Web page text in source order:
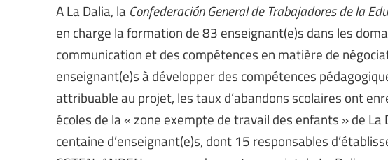
A La Dalia, la Confederación General de Trabajadores de la
en charge la formation de 83 enseignant(e)s dans les
communication et des compétences en matière de
enseignant(e)s à développer des compétences
attribuable au projet, les taux d’abandons scolaires ont
écoles de la « zone exempte de travail des enfants » de La
centaine d’enseignant(e)s, dont 15 responsables